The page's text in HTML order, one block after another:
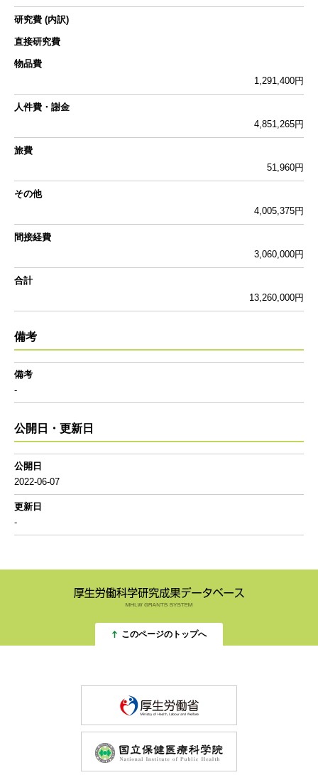
研究費 (内訳)
直接研究費
物品費
1,291,400円
人件費・謝金
4,851,265円
旅費
51,960円
その他
4,005,375円
間接経費
3,060,000円
合計
13,260,000円
備考
備考
-
公開日・更新日
公開日
2022-06-07
更新日
-
このページのトップへ